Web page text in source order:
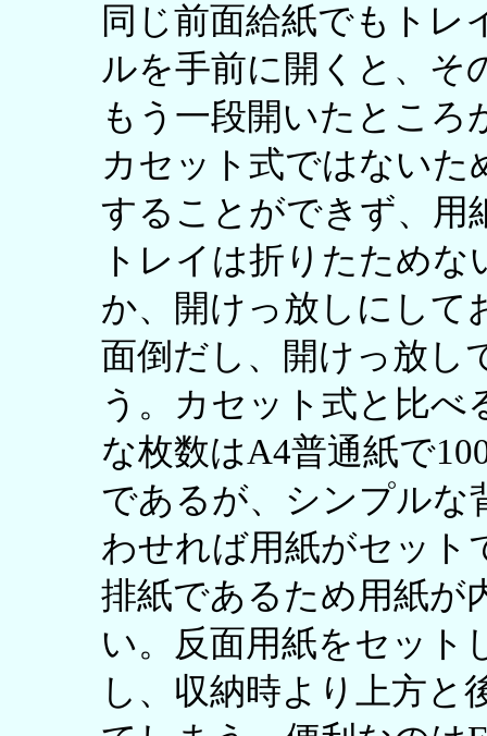
同じ前面給紙でもトレ
ルを手前に開くと、そ
もう一段開いたとこ
カセット式ではないた
することができず、用
トレイは折りたため
か、開けっ放しにして
面倒だし、開けっ放し
う。カセット式と比べ
な枚数はA4普通紙で
であるが、シンプルな
わせれば用紙がセット
排紙であるため用紙が
い。反面用紙をセット
し、収納時より上方と